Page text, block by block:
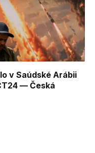
v Saúdské Arábii
— Česká